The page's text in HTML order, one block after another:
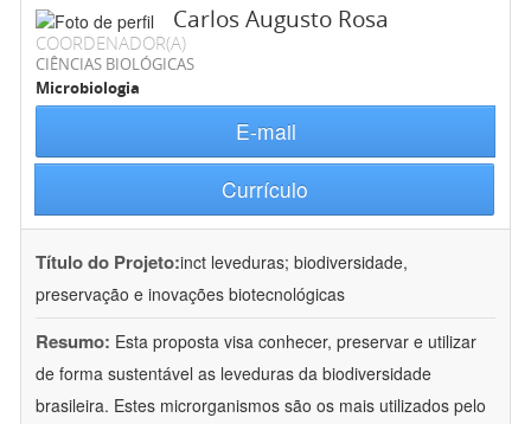
Carlos Augusto Rosa
COORDENADOR(A)
CIÊNCIAS BIOLÓGICAS
Microbiologia
E-mail
Currículo
Título do Projeto:inct leveduras; biodiversidade,
preservação e inovações biotecnológicas
Resumo: Esta proposta visa conhecer, preservar e utilizar
de forma sustentável as leveduras da biodiversidade
brasileira. Estes microrganismos são os mais utilizados pelo